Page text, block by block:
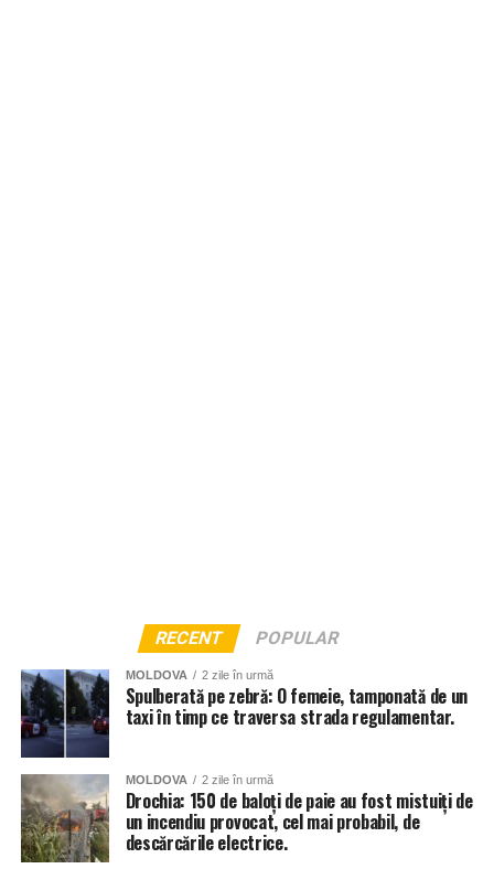
RECENT POPULAR
MOLDOVA 2 zile în urmă
Spulberată pe zebră: O femeie, tamponată de un
taxi în timp ce traversa strada regulamentar.
MOLDOVA 2 zile în urmă
Drochia: 150 de baloți de paie au fost mistuiți de
un incendiu provocat, cel mai probabil, de
descărcările electrice.